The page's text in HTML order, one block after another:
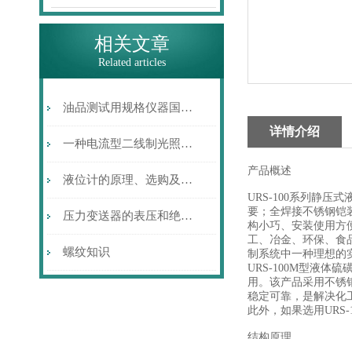
相关文章
Related articles
油品测试用规格仪器国产化回眸
一种电流型二线制光照强度变送器的设计
液位计的原理、选购及使用简介
压力变送器的表压和绝压到底是什么样的概念呢？
螺纹知识
详情介绍
产品概述
URS-100系列静压式
要；全焊接不锈钢铠
构小巧、安装使用方
工、冶金、环保、食
制系统中一种理想的
URS-100M型液体硫
用。该产品采用不锈
稳定可靠，是解决化
此外，如果选用